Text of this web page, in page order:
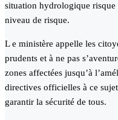
situation hydrologique risque
niveau de risque.
L e ministère appelle les
prudents et à ne pas
zones affectées jusqu’à
directives officielles à ce
garantir la sécurité de tous.